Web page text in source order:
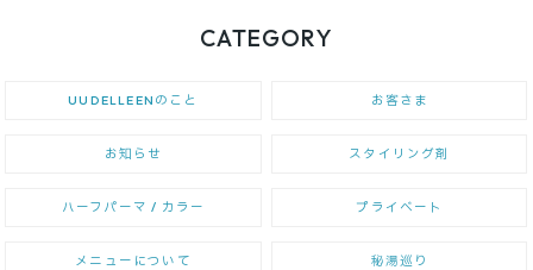
CATEGORY
UUDELLEENのこと お客さま
お知らせ スタイリング剤
ハーフパーマ / カラー プライベート
メニューについて 秘湯巡り